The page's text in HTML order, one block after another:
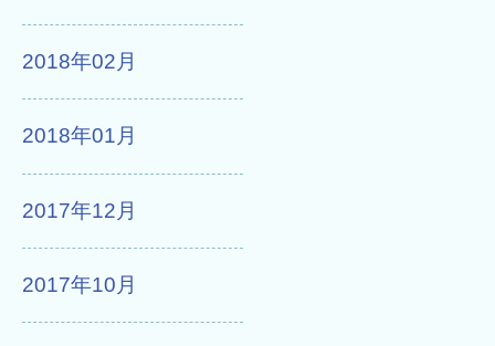
2018年02月
2018年01月
2017年12月
2017年10月